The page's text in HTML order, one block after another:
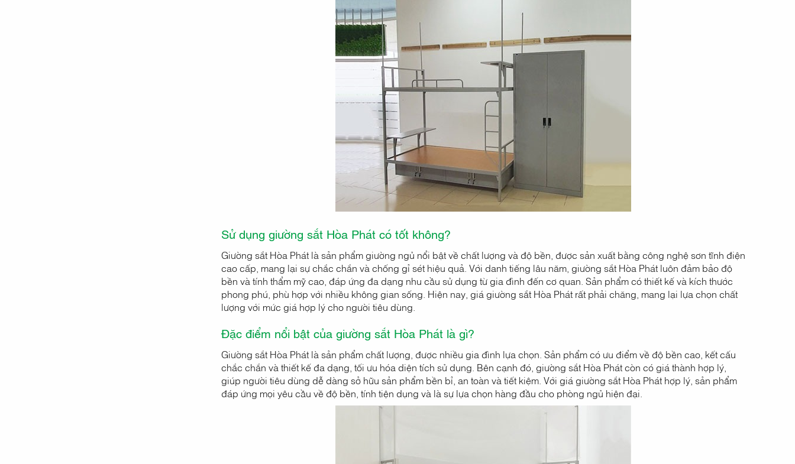
Sử dụng giường sắt Hòa Phát có tốt không?
Giường sắt Hòa Phát là sản phẩm giường ngủ nổi bật về chất lượng và độ bền, được sản xuất bằng công nghệ sơn tĩnh điện
cao cấp, mang lại sự chắc chắn và chống gỉ sét hiệu quả. Với danh tiếng lâu năm, giường sắt Hòa Phát luôn đảm bảo độ
bền và tính thẩm mỹ cao, đáp ứng đa dạng nhu cầu sử dụng từ gia đình đến cơ quan. Sản phẩm có thiết kế và kích thước
phong phú, phù hợp với nhiều không gian sống. Hiện nay, giá giường sắt Hòa Phát rất phải chăng, mang lại lựa chọn chất
lượng với mức giá hợp lý cho người tiêu dùng.
Đặc điểm nổi bật của giường sắt Hòa Phát là gì?
Giường sắt Hòa Phát là sản phẩm chất lượng, được nhiều gia đình lựa chọn. Sản phẩm có ưu điểm về độ bền cao, kết cấu
chắc chắn và thiết kế đa dạng, tối ưu hóa diện tích sử dụng. Bên cạnh đó, giường sắt Hòa Phát còn có giá thành hợp lý,
giúp người tiêu dùng dễ dàng sở hữu sản phẩm bền bỉ, an toàn và tiết kiệm. Với giá giường sắt Hòa Phát hợp lý, sản phẩm
đáp ứng mọi yêu cầu về độ bền, tính tiện dụng và là sự lựa chọn hàng đầu cho phòng ngủ hiện đại.